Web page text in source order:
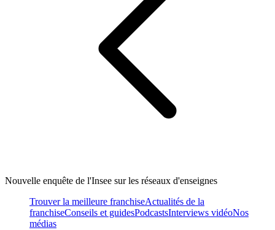
Nouvelle enquête de l'Insee sur les réseaux d'enseignes
Trouver la meilleure franchiseActualités de la
franchiseConseils et guidesPodcastsInterviews vidéoNos
médias